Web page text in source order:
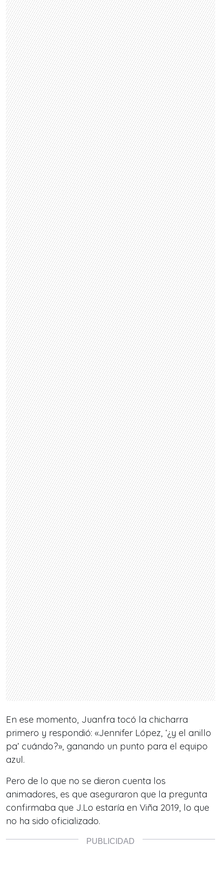
En ese momento, Juanfra tocó la chicharra
primero y respondió: «Jennifer López, ‘¿y el anillo
pa’ cuándo?», ganando un punto para el equipo
azul.
Pero de lo que no se dieron cuenta los
animadores, es que aseguraron que la pregunta
confirmaba que J.Lo estaría en Viña 2019, lo que
no ha sido oficializado.